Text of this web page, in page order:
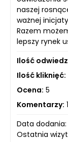
naszej
ważnej
Razem
lepszy rynek
Ilość
Ilość kliknięć:
Ocena: 5
Komentarzy: 1
Data
Ostatnia